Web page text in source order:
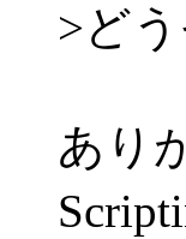
>ど
あり